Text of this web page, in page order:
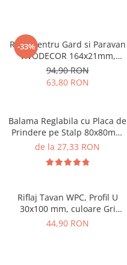
-33%
Riflaj pentru Gard si Paravan
VIVODECOR 164x21mm,
Lungime 2 m, Riflaj cu Fata
Dubla Gri Antracit din WPC
Lemn Compozit .
94,90 RON
63,80 RON
Balama Reglabila cu Placa de
Prindere pe Stalp 80x80mm
Surub 16 mm
de la 27,33 RON
Riflaj Tavan WPC, Profil U
30x100 mm, culoare Gri
Antracit, Lungime 2.8m
44,90 RON